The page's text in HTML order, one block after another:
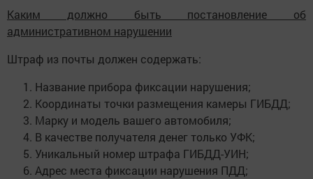
Каким должно быть постановление об
административном нарушении
Штраф из почты должен содержать:
Название прибора фиксации нарушения;
Координаты точки размещения камеры ГИБДД;
Марку и модель вашего автомобиля;
В качестве получателя денег только УФК;
Уникальный номер штрафа ГИБДД-УИН;
Адрес места фиксации нарушения ПДД;